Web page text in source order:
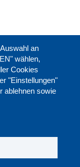
an
wählen,
Cookies
"Einstellungen"
ablehnen sowie